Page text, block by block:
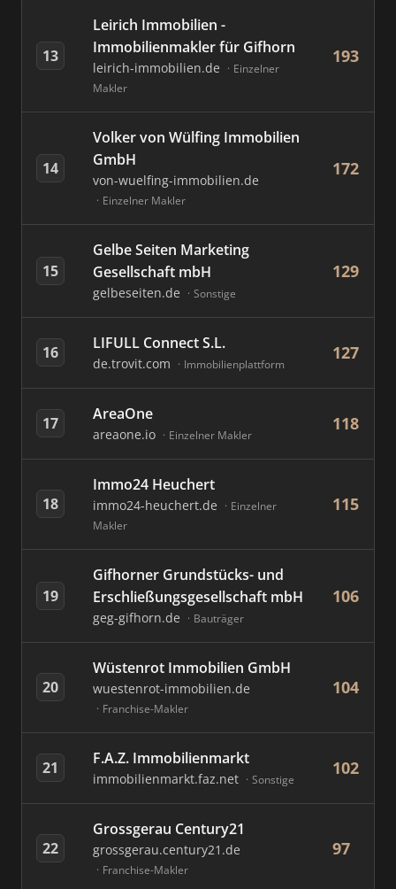
13
Leirich Immobilien -
Immobilienmakler für Gifhorn
leirich-immobilien.de
Einzelner
Makler
193
14
Volker von Wülfing Immobilien
GmbH
von-wuelfing-immobilien.de
Einzelner Makler
172
15
Gelbe Seiten Marketing
Gesellschaft mbH
gelbeseiten.de Sonstige
129
16 LIFULL Connect S.L.
de.trovit.com Immobilienplattform
127
17 AreaOne
areaone.io Einzelner Makler
118
18
Immo24 Heuchert
immo24-heuchert.de
Einzelner
Makler
115
19
Gifhorner Grundstücks- und
Erschließungsgesellschaft mbH
geg-gifhorn.de Bauträger
106
20
Wüstenrot Immobilien GmbH
wuestenrot-immobilien.de
Franchise-Makler
104
21 F.A.Z. Immobilienmarkt
immobilienmarkt.faz.net Sonstige
102
22
Grossgerau Century21
grossgerau.century21.de
Franchise-Makler
97